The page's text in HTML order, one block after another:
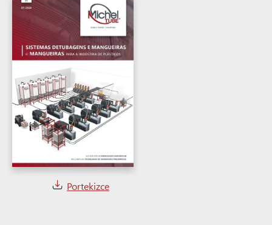
Portekizce